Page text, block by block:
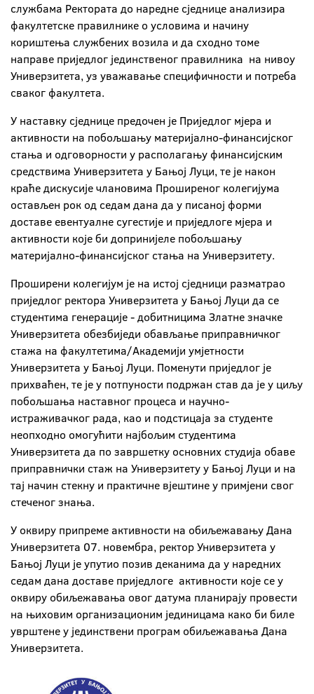
службама Ректората до наредне сједнице анализира
факултетске правилнике о условима и начину
кориштења службених возила и да сходно томе
направе приједлог јединственог правилника на нивоу
Универзитета, уз уважавање специфичности и потреба
сваког факултета.
У наставку сједнице предочен је Приједлог мјера и
активности на побољшању материјално-финансијског
стања и одговорности у располагању финансијским
средствима Универзитета у Бањој Луци, те је након
краће дискусије члановима Проширеног колегијума
остављен рок од седам дана да у писаној форми
доставе евентуалне сугестије и приједлоге мјера и
активности које би допринијеле побољшању
материјално-финансијског стања на Универзитету.
Проширени колегијум је на истој сједници разматрао
приједлог ректора Универзитета у Бањој Луци да се
студентима генерације - добитницима Златне значке
Универзитета обезбиједи обављање приправничког
стажа на факултетима/Академији умјетности
Универзитета у Бањој Луци. Поменути приједлог је
прихваћен, те је у потпуности подржан став да је у циљу
побољшања наставног процеса и научно-
истраживачког рада, као и подстицаја за студенте
неопходно омогућити најбољим студентима
Универзитета да по завршетку основних студија обаве
приправнички стаж на Универзитету у Бањој Луци и на
тај начин стекну и практичне вјештине у примјени свог
стеченог знања.
У оквиру припреме активности на обиљежавању Дана
Универзитета 07. новембра, ректор Универзитета у
Бањој Луци је упутио позив деканима да у наредних
седам дана доставе приједлоге активности које се у
оквиру обиљежавања овог датума планирају провести
на њиховим организационим јединицама како би биле
уврштене у јединствени програм обиљежавања Дана
Универзитета.